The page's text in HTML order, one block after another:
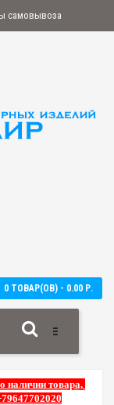
самовывоза
0 ТОВАР(ОВ) - 0.00 Р.
наличии товара,